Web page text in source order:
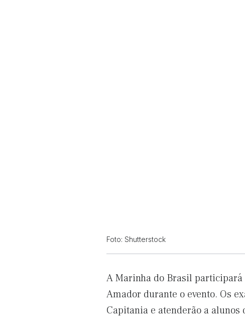
Foto: Shutterstock
A Marinha do Brasil participará
Amador durante o evento. Os
Capitania e atenderão a alunos